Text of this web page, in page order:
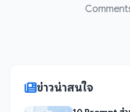
ข่าวน่าสนใจ